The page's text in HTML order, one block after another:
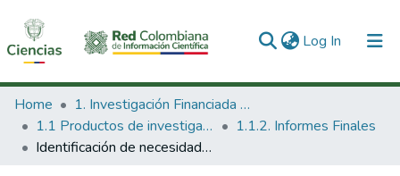
Log In (current)
Communities & Collections
All of DSpace
Home
1. Investigación Financiada con Recursos Públicos
1.1 Productos de investigación
1.1.2. Informes Finales
Identificación de necesidades y de oferta tecnológica del sector floricultor y direccionamiento estratégico de su Centro de Desarrollo Tecnológico.